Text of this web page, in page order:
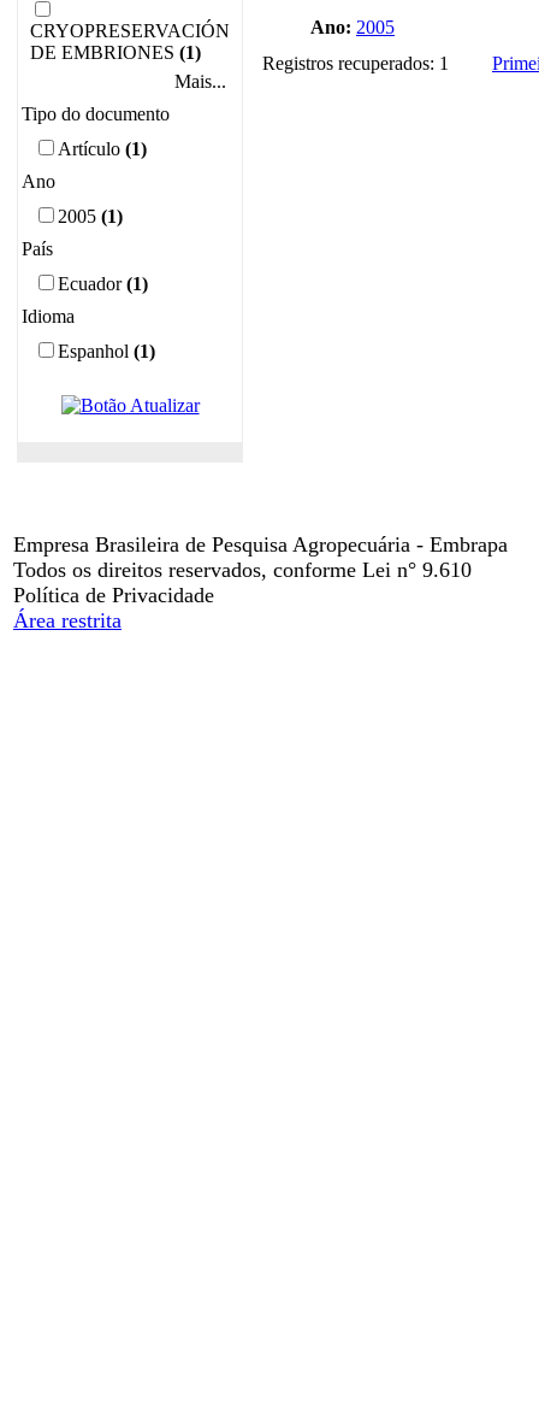
CRYOPRESERVACIÓN
DE EMBRIONES (1)
Mais...
Tipo do documento
Artículo (1)
Ano
2005 (1)
País
Ecuador(1)
Idioma
Espanhol (1)
Ano: 2005
Registros recuperados: 1
Empresa Brasileira de Pesquisa Agropecuária - Embrapa
Todos os direitos reservados, conforme Lei n° 9.610
Política de Privacidade
Área restrita